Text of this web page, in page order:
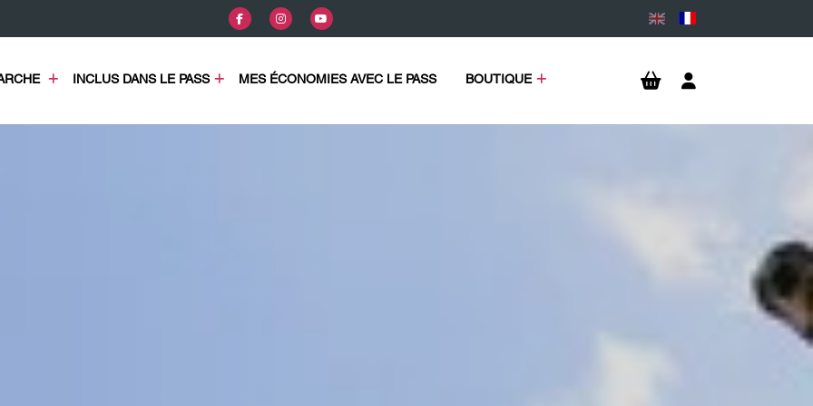
COMMENT ÇA MARCHE INCLUS DANS LE PASS MES ÉCONOMIES AVEC LE PASS BOUTIQUE